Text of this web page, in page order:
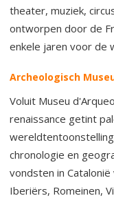
theater, muziek,
ontworpen door de
enkele jaren voor de
Archeologisch
Voluit Museu
renaissance getint
chronologie en
vondsten in
Iberiërs, Romeinen,